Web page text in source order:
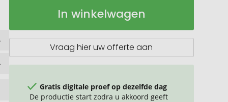
Sportfles
Op
In winkelwagen
Vraag hier uw offerte aan
Gratis digitale proef op dezelfde dag
De productie start zodra u akkoord geeft